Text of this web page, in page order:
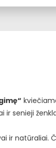
senieji
ir natūraliai.